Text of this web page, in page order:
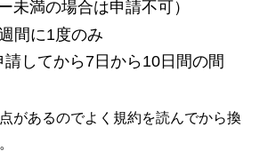
未満の場合は申請不可）
間に1度のみ
請してから7日から10日間の間
があるのでよく規約を読んでから換